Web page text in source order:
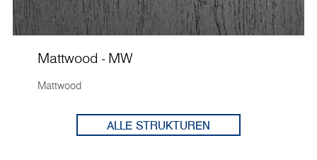
Mattwood - MW
Mattwood
ALLE STRUKTUREN